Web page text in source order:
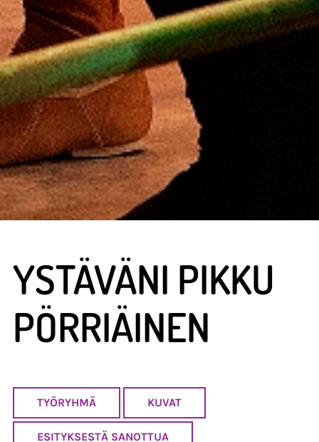
YSTÄVÄNI PIKKU
PÖRRIÄINEN
TYÖRYHMÄ KUVAT
ESITYKSESTÄ SANOTTUA